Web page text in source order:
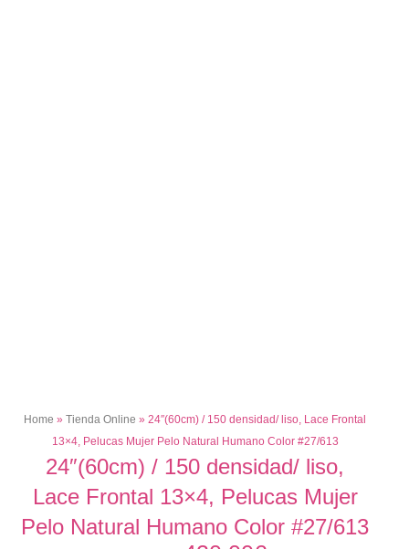
Home »Tienda Online »24″(60cm) / 150 densidad/ liso, Lace Frontal
13×4, Pelucas Mujer Pelo Natural Humano Color #27/613
24″(60cm) / 150 densidad/ liso,
Lace Frontal 13×4, Pelucas Mujer
Pelo Natural Humano Color #27/613